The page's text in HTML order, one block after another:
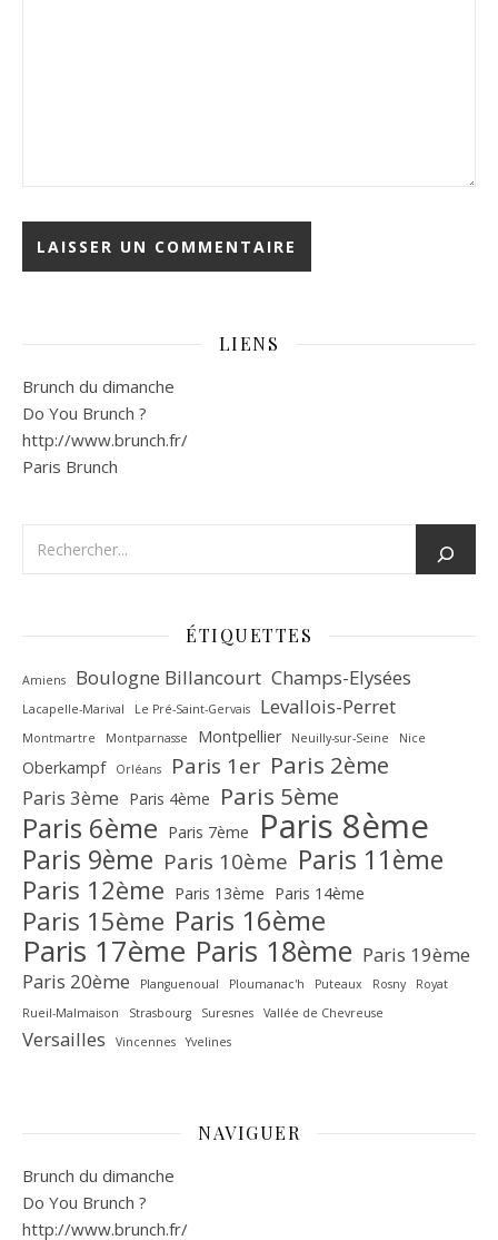
LIENS
Brunch du dimanche
Do You Brunch ?
http://www.brunch.fr/
Paris Brunch
ÉTIQUETTES
Amiens Boulogne Billancourt Champs-Elysées
Lacapelle-Marival Le Pré-Saint-Gervais Levallois-Perret
Montmartre Montparnasse Montpellier Neuilly-sur-Seine Nice
Oberkampf Orléans Paris 1er Paris 2ème
Paris 3ème Paris 4ème Paris 5ème
Paris 6ème Paris 7ème Paris 8ème
Paris 9ème Paris 10ème Paris 11ème
Paris 12ème Paris 13ème Paris 14ème
Paris 15ème Paris 16ème
Paris 17ème Paris 18ème Paris 19ème
Paris 20ème
Planguenoual Ploumanac'h Puteaux Rosny
Royat
Rueil-Malmaison
Strasbourg Suresnes Vallée de Chevreuse‎
Versailles Vincennes Yvelines
NAVIGUER
Brunch du dimanche
Do You Brunch ?
http://www.brunch.fr/